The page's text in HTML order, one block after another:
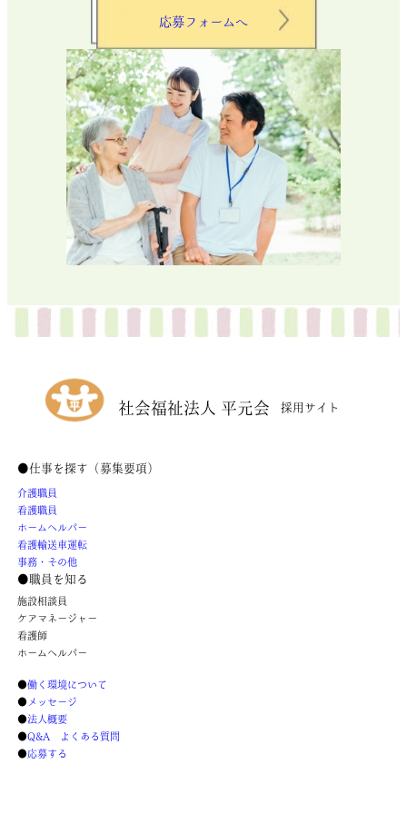
応募フォームへ
社会福祉法人 平元会 採用サイト
●仕事を探す（募集要項）
介護職員
看護職員
ホームヘルパー
看護輸送車運転
事務・その他
●職員を知る
施設相談員
ケアマネージャー
看護師
ホームヘルパー
●働く環境について
●メッセージ
●法人概要
●Q&A よくある質問
●応募する